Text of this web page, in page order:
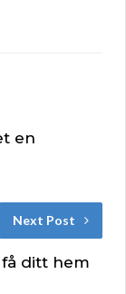
en
Next Post
ditt hem